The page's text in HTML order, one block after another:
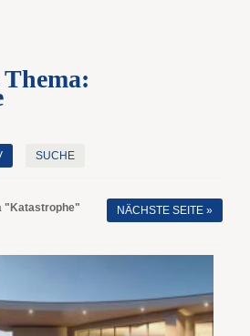
SUCHE
"Katastrophe"
NÄCHSTE SEITE »